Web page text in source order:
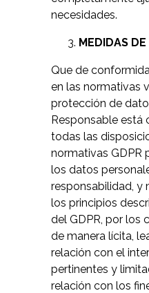
necesidades.
MEDIDAS
Que de
en las normativas
protección de
Responsable está
todas las
normativas GDPR
los datos
responsabilidad, y
los principios
del GDPR, por los
de manera lícita,
relación con el
pertinentes y
relación con los